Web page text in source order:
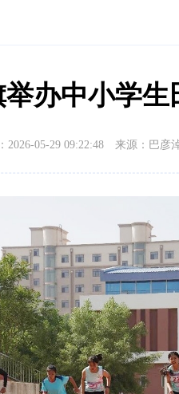
办中小学生
2026-05-29 09:22:48 来源：巴彦